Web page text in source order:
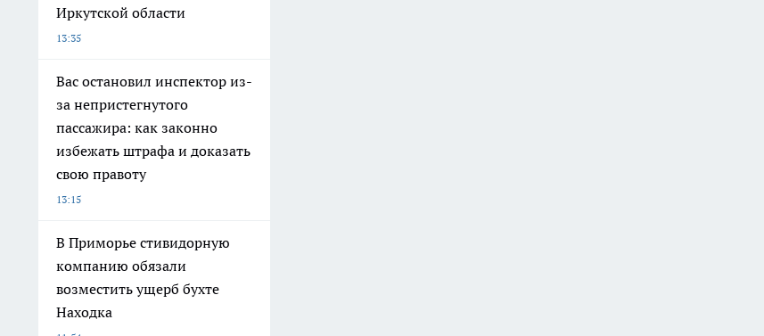
Иркутской области
13:35
Вас остановил инспектор из-
за непристегнутого
пассажира: как законно
избежать штрафа и доказать
свою правоту
13:15
В Приморье стивидорную
компанию обязали
возместить ущерб бухте
Находка